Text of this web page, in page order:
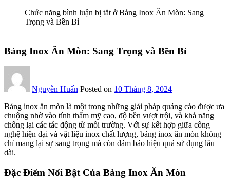
Chức năng bình luận bị tắt ở Bảng Inox Ăn Mòn: Sang
Trọng và Bền Bỉ
Bảng Inox Ăn Mòn: Sang Trọng và Bền Bỉ
Nguyễn Huấn Posted on 10 Tháng 8, 2024
Bảng inox ăn mòn là một trong những giải pháp quảng cáo được ưa
chuộng nhờ vào tính thẩm mỹ cao, độ bền vượt trội, và khả năng
chống lại các tác động từ môi trường. Với sự kết hợp giữa công
nghệ hiện đại và vật liệu inox chất lượng, bảng inox ăn mòn không
chỉ mang lại sự sang trọng mà còn đảm bảo hiệu quả sử dụng lâu
dài.
Đặc Điểm Nổi Bật Của Bảng Inox Ăn Mòn